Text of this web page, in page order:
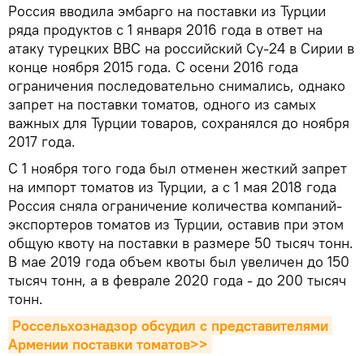
Россия вводила эмбарго на поставки из Турции
ряда продуктов с 1 января 2016 года в ответ на
атаку турецких ВВС на российский Су-24 в Сирии в
конце ноября 2015 года. С осени 2016 года
ограничения последовательно снимались, однако
запрет на поставки томатов, одного из самых
важных для Турции товаров, сохранялся до ноября
2017 года.
С 1 ноября того года был отменен жесткий запрет
на импорт томатов из Турции, а с 1 мая 2018 года
Россия сняла ограничение количества компаний-
экспортеров томатов из Турции, оставив при этом
общую квоту на поставки в размере 50 тысяч тонн.
В мае 2019 года объем квоты был увеличен до 150
тысяч тонн, а в феврале 2020 года - до 200 тысяч
тонн.
Россельхознадзор обсудил с представителями
Армении поставки томатов>>